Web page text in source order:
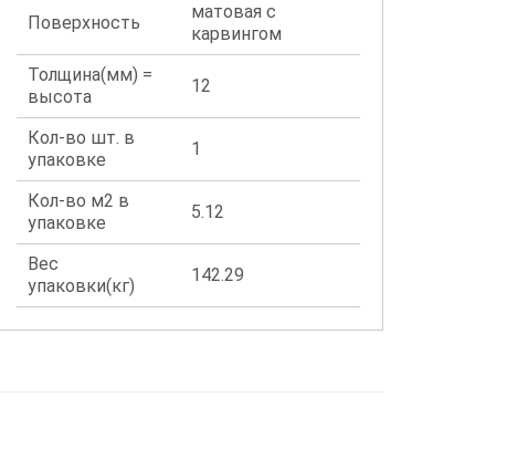
Поверхность
матовая с
карвингом
Толщина(мм) =
высота
12
Кол-во шт. в
упаковке
1
Кол-во м2 в
упаковке
5.12
Вес
упаковки(кг)
142.29